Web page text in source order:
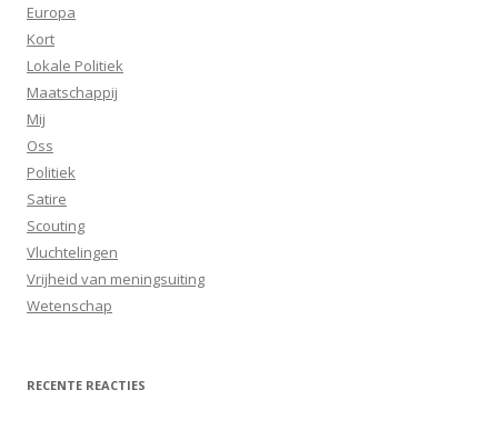
Europa
Kort
Lokale Politiek
Maatschappij
Mij
Oss
Politiek
Satire
Scouting
Vluchtelingen
Vrijheid van meningsuiting
Wetenschap
RECENTE REACTIES